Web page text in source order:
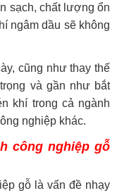
sạch, chất lượng ổn
ngâm dầu sẽ không
cũng như thay thế
và gần như bắt
khí trong cả ngành
nghiệp khác.
công nghiệp gỗ
gỗ là vấn đề nhạy